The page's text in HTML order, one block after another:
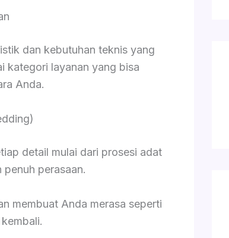
dan kebutuhan teknis yang
kategori layanan yang bisa
Anda.
detail mulai dari prosesi adat
perasaan.
membuat Anda merasa seperti